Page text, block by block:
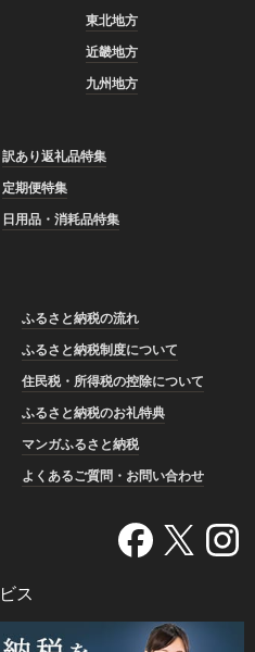
東北地方
近畿地方
九州地方
訳あり返礼品特集
定期便特集
日用品・消耗品特集
ふるさと納税の流れ
ふるさと納税制度について
住民税・所得税の控除について
ふるさと納税のお礼特典
マンガふるさと納税
よくあるご質問・お問い合わせ
ス